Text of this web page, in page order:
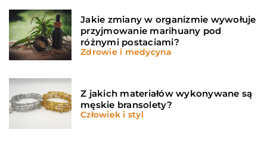
Jakie zmiany w organizmie wywołuje
przyjmowanie marihuany pod
różnymi postaciami?
Zdrowie i medycyna
Z jakich materiałów wykonywane są
męskie bransolety?
Człowiek i styl